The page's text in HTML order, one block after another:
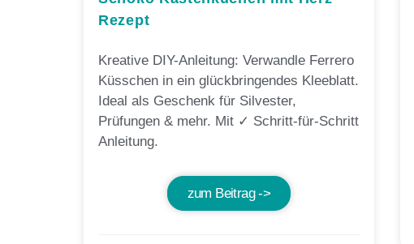
Rezept
Kreative DIY-Anleitung: Verwandle Ferrero
Küsschen in ein glückbringendes Kleeblatt.
Ideal als Geschenk für Silvester,
Prüfungen & mehr. Mit ✓ Schritt-für-Schritt
Anleitung.
zum Beitrag ->